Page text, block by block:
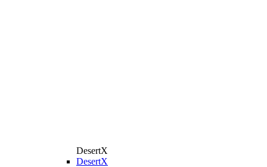
DesertX
DesertX